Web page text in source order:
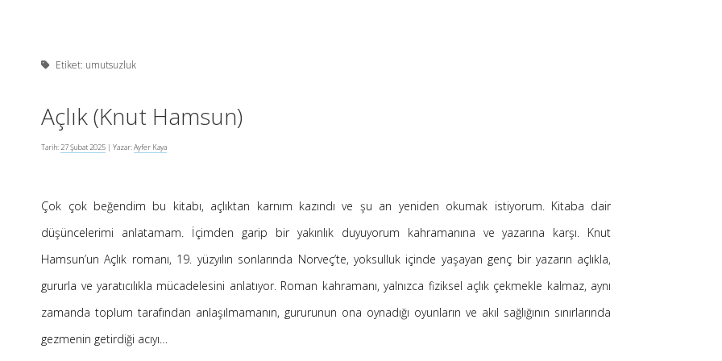
Etiket: umutsuzluk
Açlık (Knut Hamsun)
Tarih: 27 Şubat 2025 | Yazar:Ayfer Kaya
Çok çok beğendim bu kitabı, açlıktan karnım kazındı ve şu an yeniden okumak istiyorum. Kitaba dair
düşüncelerimi anlatamam. İçimden garip bir yakınlık duyuyorum kahramanına ve yazarına karşı. Knut
Hamsun’un Açlık romanı, 19. yüzyılın sonlarında Norveç’te, yoksulluk içinde yaşayan genç bir yazarın açlıkla,
gururla ve yaratıcılıkla mücadelesini anlatıyor. Roman kahramanı, yalnızca fiziksel açlık çekmekle kalmaz, aynı
zamanda toplum tarafından anlaşılmamanın, gururunun ona oynadığı oyunların ve akıl sağlığının sınırlarında
gezmenin getirdiği acıyı…